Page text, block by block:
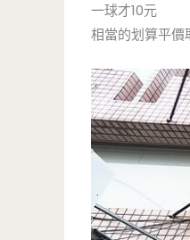
一球才10元
相當的划算平價